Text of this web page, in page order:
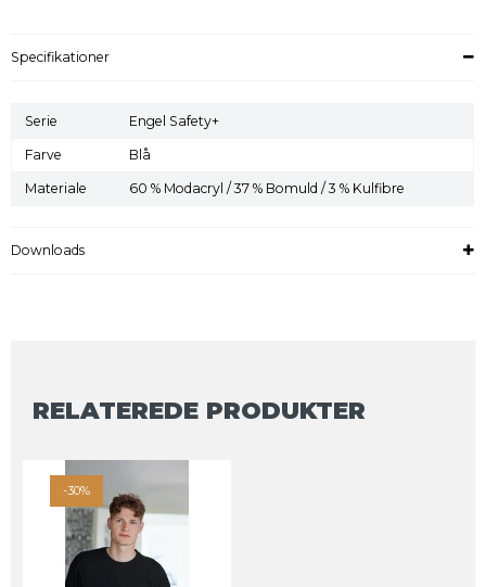
Specifikationer
Serie Engel Safety+
Farve Blå
Materiale 60 % Modacryl / 37 % Bomuld / 3 % Kulfibre
Downloads
RELATEREDE PRODUKTER
-30%